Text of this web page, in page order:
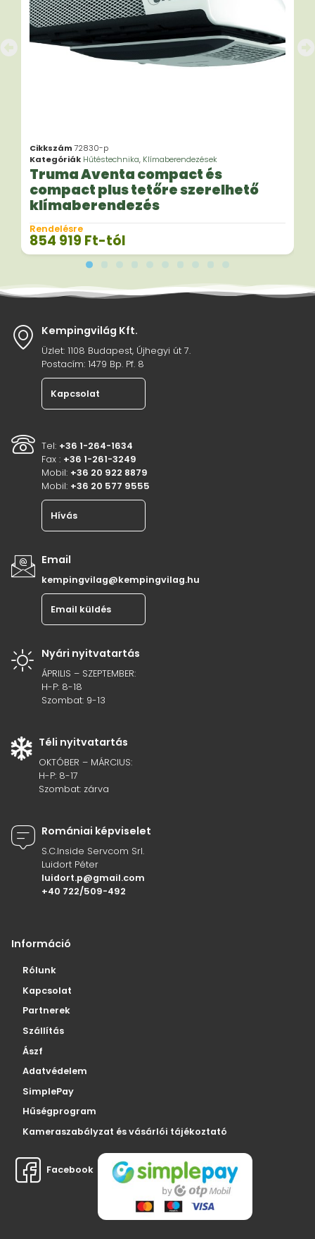
Cikkszám72830-p
Kategóriák Hűtéstechnika, Klímaberendezések
Truma Aventa compact és
compact plus tetőre szerelhető
klímaberendezés
Rendelésre
854 919 Ft-tól
Kempingvilág Kft.
Üzlet: 1108 Budapest, Újhegyi út 7.
Postacím: 1479 Bp. Pf. 8
Kapcsolat
Tel: +36 1-264-1634
Fax : +36 1-261-3249
Mobil: +36 20 922 8879
Mobil: +36 20 577 9555
Hívás
Email
kempingvilag@kempingvilag.hu
Email küldés
Nyári nyitvatartás
ÁPRILIS – SZEPTEMBER:
H-P: 8-18
Szombat: 9-13
Téli nyitvatartás
OKTÓBER – MÁRCIUS:
H-P: 8-17
Szombat: zárva
Romániai képviselet
S.C.Inside Servcom Srl.
Luidort Péter
luidort.p@gmail.com
+40 722/509-492
Információ
Rólunk
Kapcsolat
Partnerek
Szállítás
Ászf
Adatvédelem
SimplePay
Hűségprogram
Kameraszabályzat és vásárlói tájékoztató
Facebook